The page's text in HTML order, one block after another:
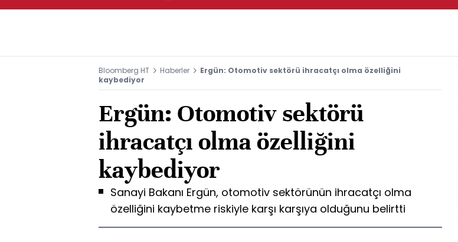
Bloomberg HT Haberler
Ergün: Otomotiv sektörü ihracatçı olma özelliğini
kaybediyor
Ergün: Otomotiv sektörü
ihracatçı olma özelliğini
kaybediyor
Sanayi Bakanı Ergün, otomotiv sektörünün ihracatçı olma
özelliğini kaybetme riskiyle karşı karşıya olduğunu belirtti